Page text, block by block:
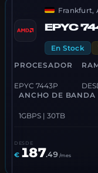
Frankfurt,
EPYC
En Stock
PROCESADOR
EPYC 7443P
ANCHO DE BANDA
1GBPS | 30TB
DESDE
€ 187.49 /mes